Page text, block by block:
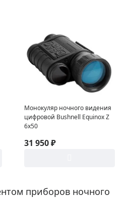
Монокуляр ночного видения
цифровой Bushnell Equinox Z
6x50
31 950 ₽
приборов ночного